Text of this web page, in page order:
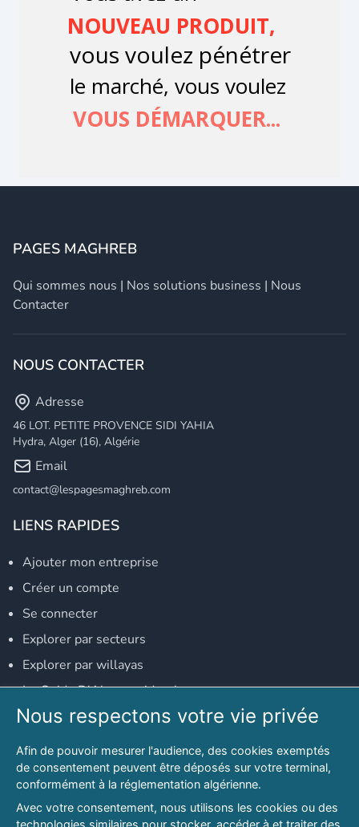
PAGES MAGHREB
Qui sommes nous | Nos solutions business | Nous
Contacter
NOUS CONTACTER
Adresse
46 LOT. PETITE PROVENCE SIDI YAHIA
Hydra, Alger (16), Algérie
Email
contact@lespagesmaghreb.com
LIENS RAPIDES
Ajouter mon entreprise
Créer un compte
Se connecter
Explorer par secteurs
Explorer par willayas
Le Guide D'Alger, guide-alger.com
NOS RÉSEAUX SOCIAUX
Notre page Facebook
Notre page LinkedIn
Notre page Instagram
Nous respectons votre vie privée
Afin de pouvoir mesurer l'audience, des cookies exemptés
de consentement peuvent être déposés sur votre terminal,
conformément à la réglementation algérienne.
Avec votre consentement, nous utilisons les cookies ou des
technologies similaires pour stocker, accéder à et traiter des